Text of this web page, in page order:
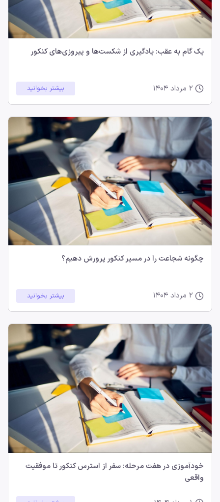
یک گام به عقب: یادگیری از شکست‌ها و پیروزی‌های کنکور
بیشتر بخوانید
چگونه شجاعت را در مسیر کنکور پرورش دهیم؟
بیشتر بخوانید
خودآموزی در هفت مرحله: سفر از استرس کنکور تا موفقیت
واقعی